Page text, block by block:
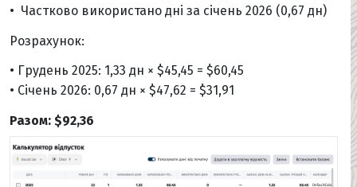
• Частково використано дні за січень 2026 (0,67 дн)
Розрахунок:
• Грудень 2025: 1,33 дн × $45,45 = $60,45
• Січень 2026: 0,67 дн × $47,62 = $31,91
Разом: $92,36